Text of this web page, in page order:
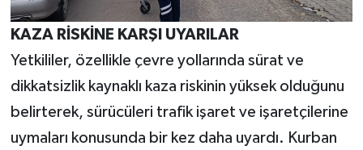
KAZA RİSKİNE KARŞI UYARILAR
Yetkililer, özellikle çevre yollarında sürat ve
dikkatsizlik kaynaklı kaza riskinin yüksek olduğunu
belirterek, sürücüleri trafik işaret ve işaretçilerine
uymaları konusunda bir kez daha uyardı. Kurban